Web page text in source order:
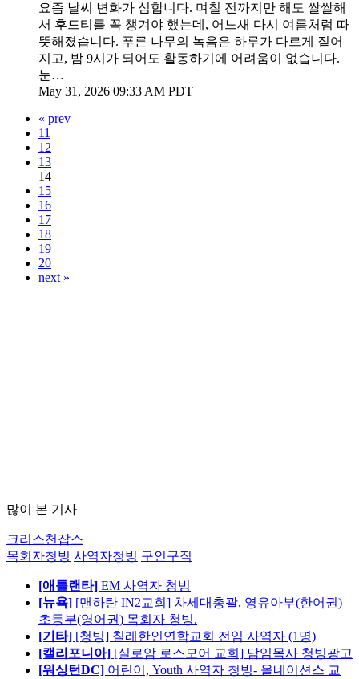
요즘 날씨 변화가 심합니다. 며칠 전까지만 해도 쌀쌀해
서 후드티를 꼭 챙겨야 했는데, 어느새 다시 여름처럼 따
뜻해졌습니다. 푸른 나무의 녹음은 하루가 다르게 짙어
지고, 밤 9시가 되어도 활동하기에 어려움이 없습니다.
눈…
May 31, 2026 09:33 AM PDT
« prev
11
12
13
14
15
16
17
18
19
20
next »
많이 본 기사
크리스천잡스
목회자청빙 사역자청빙 구인구직
[애틀랜타] EM 사역자 청빙
[뉴욕] [맨하탄 IN2교회] 차세대총괄, 영유아부(한어권)
초등부(영어권) 목회자 청빙.
[기타] [청빙] 칠레한인연합교회 전임 사역자 (1명)
[캘리포니아] [실로암 로스모어 교회] 담임목사 청빙광고
[워싱턴DC] 어린이, Youth 사역자 청빙- 올네이션스 교